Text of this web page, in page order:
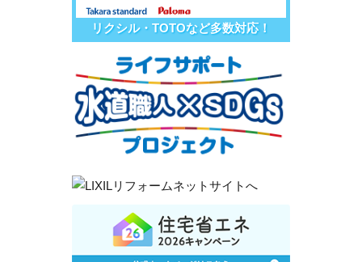
リクシル・TOTOなど多数対応！